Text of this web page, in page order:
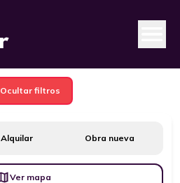
Ocultar filtros
Alquilar Obra nueva
Ver mapa